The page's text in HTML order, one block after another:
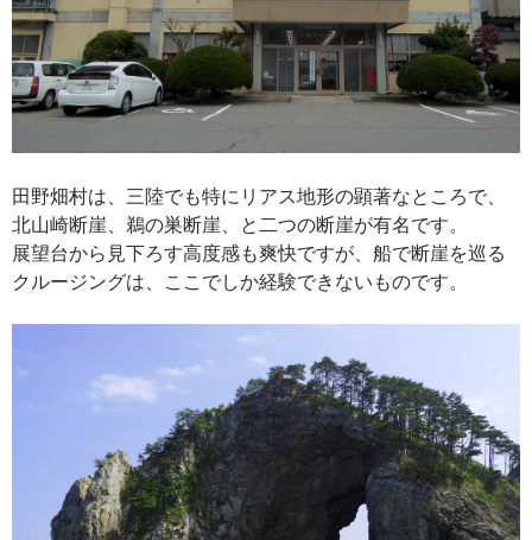
田野畑村は、三陸でも特にリアス地形の顕著なところで、
北山崎断崖、鵜の巣断崖、と二つの断崖が有名です。
展望台から見下ろす高度感も爽快ですが、船で断崖を巡る
クルージングは、ここでしか経験できないものです。